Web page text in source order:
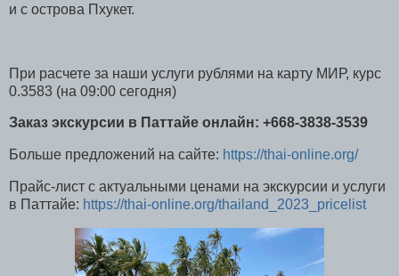
и с острова Пхукет.
При расчете за наши услуги рублями на карту МИР, курс
0.3583 (на 09:00 сегодня)
Заказ экскурсии в Паттайе онлайн: +668-3838-3539
Больше предложений на сайте: https://thai-online.org/
Прайс-лист с актуальными ценами на экскурсии и услуги
в Паттайе: https://thai-online.org/thailand_2023_pricelist